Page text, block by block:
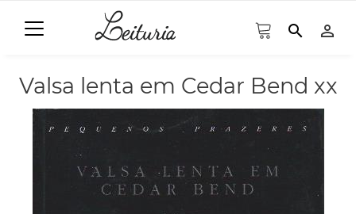
search person_outline
Valsa lenta em Cedar Bend xx